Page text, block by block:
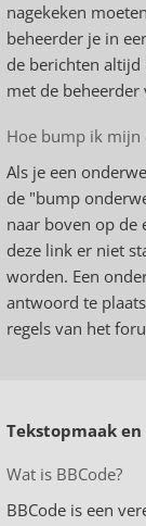
nagekeken
beheerder je in
de berichten altijd
met de
Hoe bump ik mijn
Als je een
de "bump
naar boven op de
deze link er niet
worden. Een
antwoord te
regels van het
Tekstopmaak
Wat is BBCode?
BBCode is een